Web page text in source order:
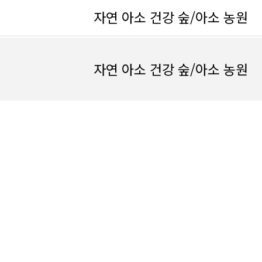
자연 아소 건강 숲/아소 농원
자연 아소 건강 숲/아소 농원